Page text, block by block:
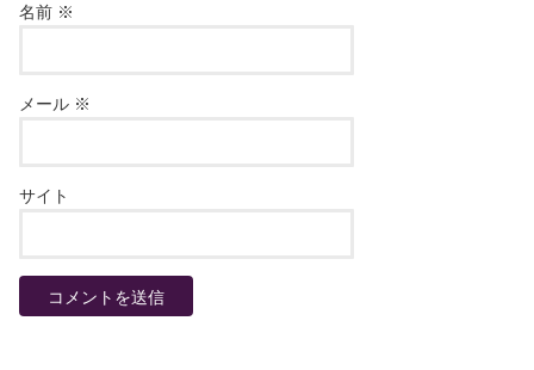
名前 ※
メール ※
サイト